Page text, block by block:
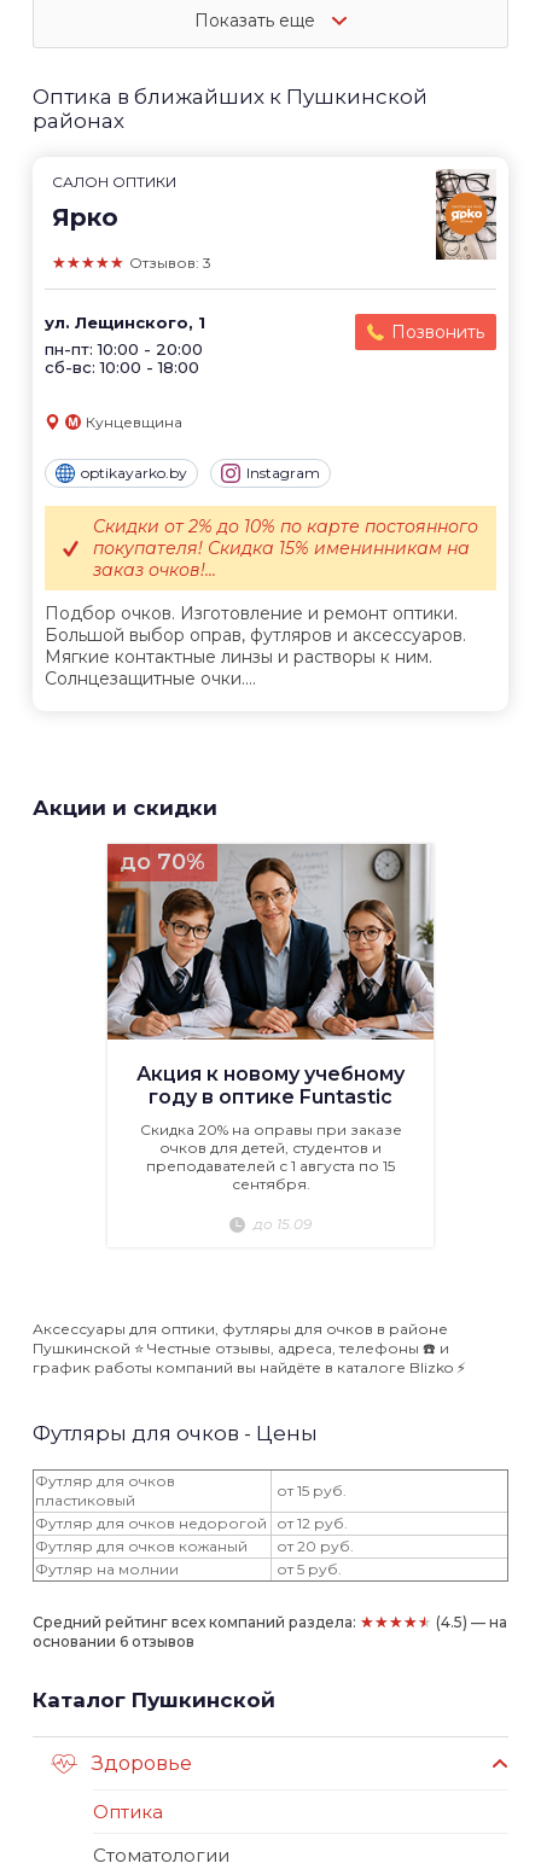
Показать еще
Оптика в ближайших к Пушкинской
районах
САЛОН ОПТИКИ
Ярко
★★★★★ Отзывов: 3
ул. Лещинского, 1
пн-пт: 10:00 - 20:00
сб-вс: 10:00 - 18:00
Позвонить
Кунцевщина
optikayarko.by Instagram
Подбор очков. Изготовление и ремонт оптики.
Большой выбор оправ, футляров и аксессуаров.
Мягкие контактные линзы и растворы к ним.
Солнцезащитные очки....
Скидки от 2% до 10% по карте постоянного
покупателя! Скидка 15% именинникам на
заказ очков!...
Акции и скидки
до 70%
Акция к новому учебному
году в оптике Funtastic
Скидка 20% на оправы при заказе
очков для детей, студентов и
преподавателей с 1 августа по 15
сентября.
до 15.09
Аксессуары для оптики, футляры для очков в районе
Пушкинской ⭐️ Честные отзывы, адреса, телефоны ☎️ и
график работы компаний вы найдёте в каталоге Blizko ⚡️
Футляры для очков - Цены
Футляр для очков
пластиковый
от 15 руб.
Футляр для очков недорогой
от 12 руб.
Футляр для очков кожаный
от 20 руб.
Футляр на молнии
от 5 руб.
Средний рейтинг всех компаний раздела: ★★★★★ (4.5) — на
основании 6 отзывов
Каталог Пушкинской
Здоровье
Оптика
Стоматологии